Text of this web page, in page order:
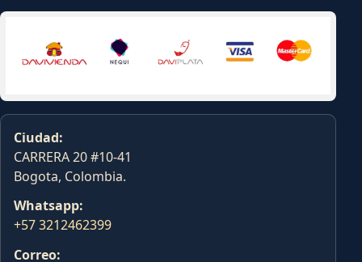
Ciudad:
CARRERA 20 #10-41
Bogota, Colombia.
Whatsapp:
+57 3212462399
Correo: